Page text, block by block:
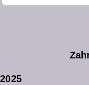
2025